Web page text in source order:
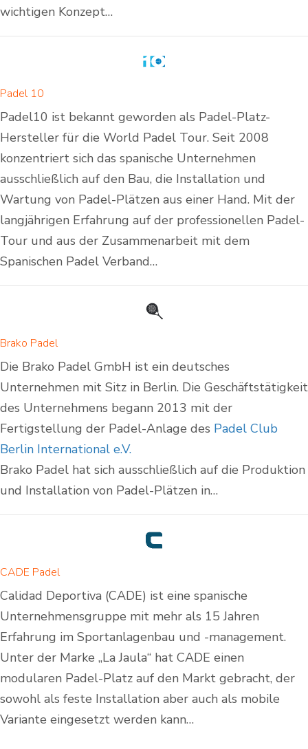
wichtigen Konzept…
Padel 10
Padel10 ist bekannt geworden als Padel-Platz-
Hersteller für die World Padel Tour. Seit 2008
konzentriert sich das spanische Unternehmen
ausschließlich auf den Bau, die Installation und
Wartung von Padel-Plätzen aus einer Hand. Mit der
langjährigen Erfahrung auf der professionellen Padel-
Tour und aus der Zusammenarbeit mit dem
Spanischen Padel Verband…
Brako Padel
Die Brako Padel GmbH ist ein deutsches
Unternehmen mit Sitz in Berlin. Die Geschäftstätigkeit
des Unternehmens begann 2013 mit der
Fertigstellung der Padel-Anlage des Padel Club
Berlin International e.V.
Brako Padel hat sich ausschließlich auf die Produktion
und Installation von Padel-Plätzen in…
CADE Padel
Calidad Deportiva (CADE) ist eine spanische
Unternehmensgruppe mit mehr als 15 Jahren
Erfahrung im Sportanlagenbau und -management.
Unter der Marke „La Jaula“ hat CADE einen
modularen Padel-Platz auf den Markt gebracht, der
sowohl als feste Installation aber auch als mobile
Variante eingesetzt werden kann…